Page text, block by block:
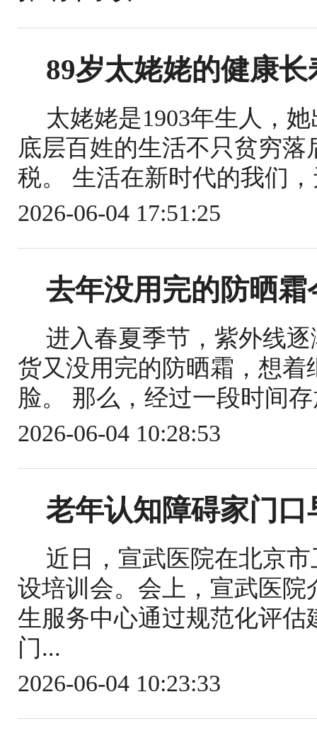
89岁太姥姥的健康
太姥姥是1903年生人，
底层百姓的生活不只贫穷
税。 生活在新时代的我们
2026-06-04 17:51:25
去年没用完的防晒
进入春夏季节，紫外线
货又没用完的防晒霜，想
脸。 那么，经过一段时间
2026-06-04 10:28:53
老年认知障碍家门口
近日，宣武医院在北京
设培训会。会上，宣武医院
生服务中心通过规范化评
门...
2026-06-04 10:23:33